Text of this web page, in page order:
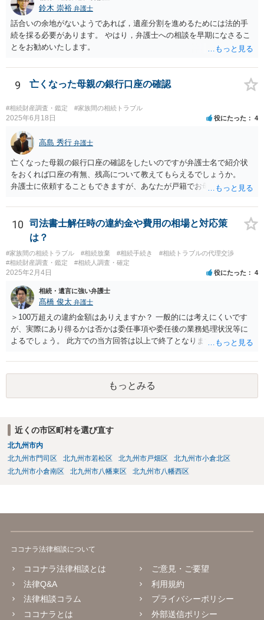
鈴木 崇裕 弁護士
話合いの余地がないようであれば，遺産分割を進めるためには法的手
続を採る必要があります。 やはり，弁護士への相談を早期になさるこ
とをお勧めいたします。
9 亡くなった母親の銀行口座の確認
#相続財産調査・鑑定 #家族間の相続トラブル
2025年6月18日 役にたった 4
高島 秀行 弁護士
亡くなった母親の銀行口座の確認をしたいのですが弁護士名で紹介状
をおくれば口座の有無、残高について教えてもらえるでしょうか。
弁護士に依頼することもできますが、あなたが戸籍でお母さんの相続
高は教えてくれると思います。 自分ではよくわからないということ
であれば、弁護士に相談し依頼されたら良いと思います。
10
司法書士解任時の違約金や費用の相場と対応策
は？
#家族間の相続トラブル #相続放棄 #相続手続き
#相続トラブルの代理交渉
#相続財産調査・鑑定
#相続人調査・確定
2025年2月4日 役にたった 4
相続・遺言に強い弁護士
髙橋 俊太 弁護士
＞100万超えの違約金額はありえますか？ 一般的には考えにくいです
が、実際にあり得るかは否かは委任事項や委任後の業務処理状況等に
よるでしょう。 此方での当方回答は以上で終了となりますが、参考に
もっとみる
近くの市区町村を選び直す
北九州市内
北九州市門司区
北九州市若松区 北九州市戸畑区
北九州市小倉北区
北九州市小倉南区
北九州市八幡東区 北九州市八幡西区
ココナラ法律相談について
ココナラ法律相談とは
法律Q&A
法律相談コラム
ココナラとは
ご意見・ご要望
利用規約
プライバシーポリシー
外部送信ポリシー